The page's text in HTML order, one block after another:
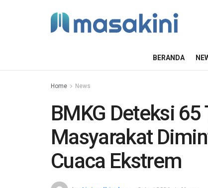
BERANDA
Home News
BMKG Deteksi
Masyarakat
Cuaca Ekstrem